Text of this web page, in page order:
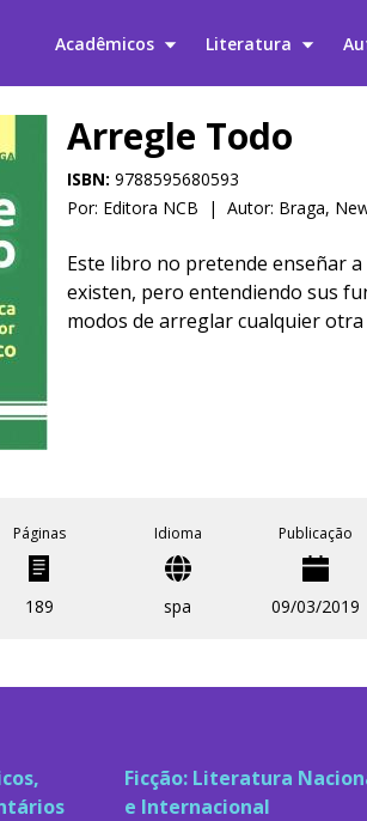
Acadêmicos Literatura
Arregle Todo
ISBN: 9788595680593
Por: Editora NCB
| Autor: Braga,
Este libro no pretende enseñar
existen, pero entendiendo sus
modos de arreglar cualquier
busca justamente este tipo de
ello, pero no tiene un
los principales defectos que
procedimientos que debe usar y
muchos que, con el
Páginas
189
Idioma
spa
Publicação
09/03/2019
Ficção: Literatura
e Internacional